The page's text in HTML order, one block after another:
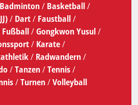
Badminton/ Basketball/
/ Dart/ Faustball/
Fußball/Gongkwon Yusul/
/ Karate/
/ Radwandern/
/Tanzen/Tennis/
/Turnen/Volleyball